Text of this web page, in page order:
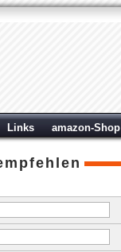
Links amazon-Shop